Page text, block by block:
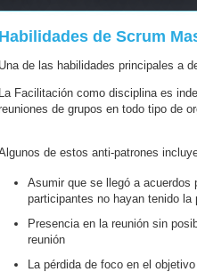
Habilidades de Scrum
Una de las habilidades principales a
La Facilitación como disciplina es
de grupos en todo tipo de
de estos anti-patrones
Asumir que se llegó a acuerdos
participantes no hayan tenido la
Presencia en la reunión sin
reunión
La pérdida de foco en el